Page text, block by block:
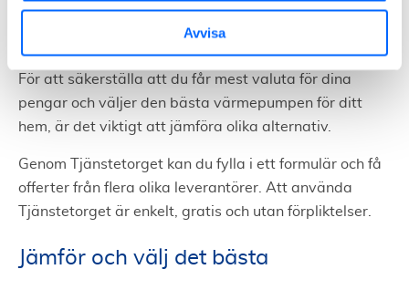
Avvisa
hantera sommarens värme effektivt.
För att säkerställa att du får mest valuta för dina
pengar och väljer den bästa värmepumpen för ditt
hem, är det viktigt att jämföra olika alternativ.
Genom Tjänstetorget kan du fylla i ett formulär och få
offerter från flera olika leverantörer. Att använda
Tjänstetorget är enkelt, gratis och utan förpliktelser.
Jämför och välj det bästa